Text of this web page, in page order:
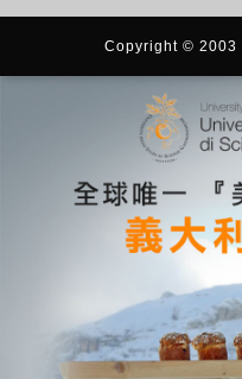
Copyright © 2003